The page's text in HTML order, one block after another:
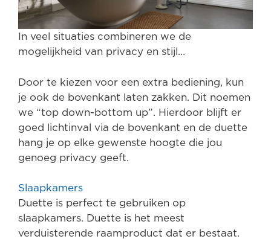
In veel situaties combineren we de
mogelijkheid van privacy en stijl…
Door te kiezen voor een extra bediening, kun
je ook de bovenkant laten zakken. Dit noemen
we “top down-bottom up”. Hierdoor blijft er
goed lichtinval via de bovenkant en de duette
hang je op elke gewenste hoogte die jou
genoeg privacy geeft.
Slaapkamers
Duette is perfect te gebruiken op
slaapkamers. Duette is het meest
verduisterende raamproduct dat er bestaat.